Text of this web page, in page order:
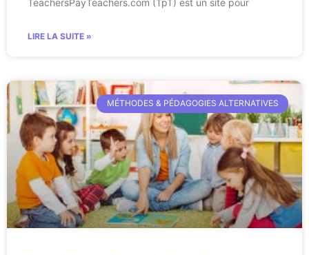
TeachersPayTeachers.com (TpT) est un site pour
LIRE LA SUITE »
MÉTHODES & PÉDAGOGIES ALTERNATIVES